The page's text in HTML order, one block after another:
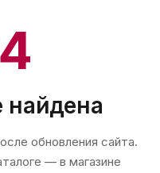
найдена
обновления сайта.
— в магазине